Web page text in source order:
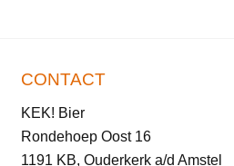
CONTACT
KEK! Bier
Rondehoep Oost 16
1191 KB, Ouderkerk a/d Amstel